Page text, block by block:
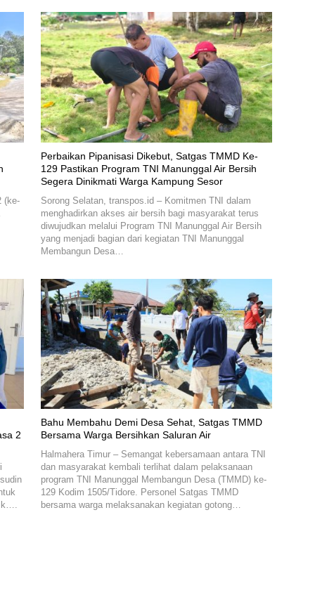
(ke-
Perbaikan Pipanisasi Dikebut, Satgas TMMD Ke-
129 Pastikan Program TNI Manunggal Air Bersih
Segera Dinikmati Warga Kampung Sesor
Sorong Selatan, transpos.id – Komitmen TNI dalam
menghadirkan akses air bersih bagi masyarakat terus
diwujudkan melalui Program TNI Manunggal Air Bersih
yang menjadi bagian dari kegiatan TNI Manunggal
Membangun Desa…
2
Bahu Membahu Demi Desa Sehat, Satgas TMMD
Bersama Warga Bersihkan Saluran Air
Halmahera Timur – Semangat kebersamaan antara TNI
dan masyarakat kembali terlihat dalam pelaksanaan
program TNI Manunggal Membangun Desa (TMMD) ke-
129 Kodim 1505/Tidore. Personel Satgas TMMD
bersama warga melaksanakan kegiatan gotong…